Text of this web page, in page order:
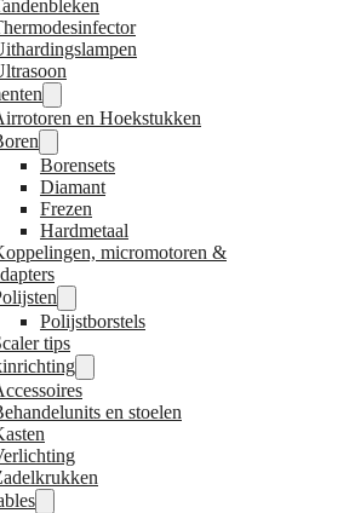
en Hoekstukken
Borensets
Diamant
Frezen
Hardmetaal
micromotoren &
Polijstborstels
tips
en stoelen